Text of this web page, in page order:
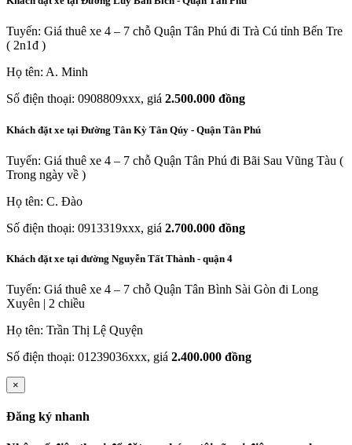
Tuyến: Giá thuê xe 4 – 7 chỗ Quận Tân Phú đi Trà Cú tỉnh Bến Tre
( 2n1đ )
Họ tên: A. Minh
Số điện thoại: 0908809xxx, giá 2.500.000 đồng
Khách đặt xe tại Đường Tân Kỳ Tân Qúy - Quận Tân Phú
Tuyến: Giá thuê xe 4 – 7 chỗ Quận Tân Phú đi Bãi Sau Vũng Tàu (
Trong ngày về )
Họ tên: C. Đào
Số điện thoại: 0913319xxx, giá 2.700.000 đồng
Khách đặt xe tại đường Nguyễn Tất Thành - quận 4
Tuyến: Giá thuê xe 4 – 7 chỗ Quận Tân Bình Sài Gòn đi Long
Xuyên | 2 chiều
Họ tên: Trần Thị Lệ Quyện
Số điện thoại: 01239036xxx, giá 2.400.000 đồng
×
Đăng ký nhanh